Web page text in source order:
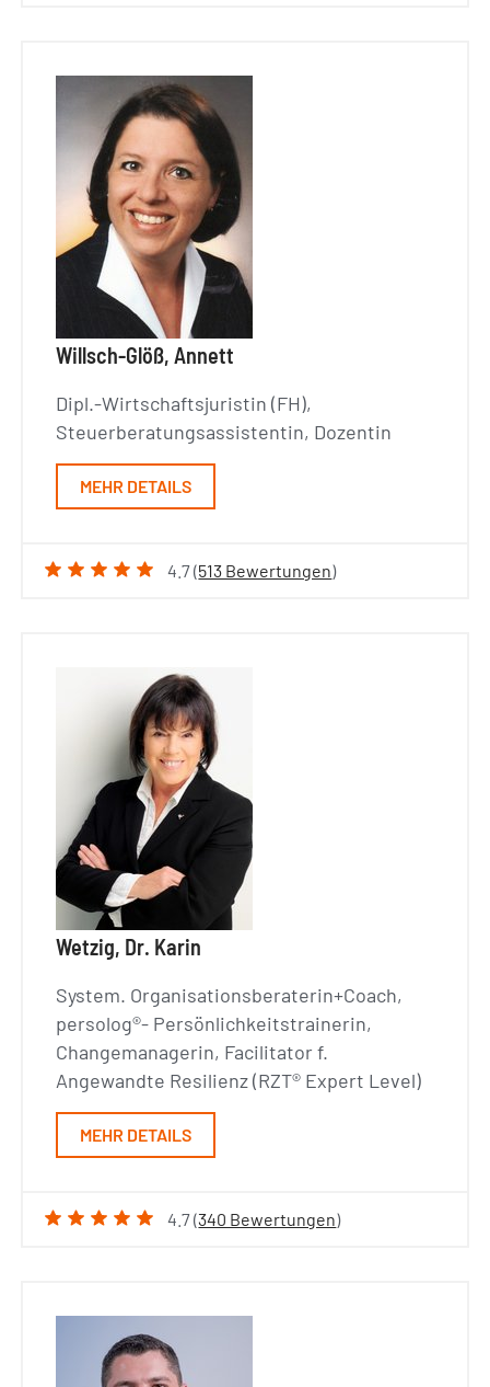
Willsch-Glöß, Annett
Dipl.-Wirtschaftsjuristin (FH),
Steuerberatungsassistentin, Dozentin
MEHR DETAILS
4.7 (513 Bewertungen)
Wetzig, Dr. Karin
System. Organisationsberaterin+Coach,
persolog®- Persönlichkeitstrainerin,
Changemanagerin, Facilitator f.
Angewandte Resilienz (RZT® Expert Level)
MEHR DETAILS
4.7 (340 Bewertungen)